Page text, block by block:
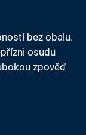
bez obalu.
osudu
zpověď